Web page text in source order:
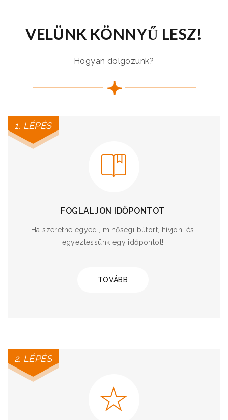
VELÜNK KÖNNYŰ LESZ!
Hogyan dolgozunk?
1. LÉPÉS
FOGLALJON IDŐPONTOT
Ha szeretne egyedi, minőségi bútort, hívjon, és
egyeztessünk egy időpontot!
TOVÁBB
2. LÉPÉS